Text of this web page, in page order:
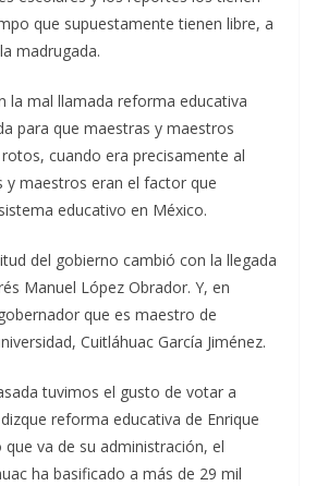
que supuestamente tienen libre, a
madrugada.
la mal llamada reforma educativa
para que maestras y maestros
cuando era precisamente al
y maestros eran el factor que
educativo en México.
del gobierno cambió con la llegada
Manuel López Obrador. Y, en
que es maestro de
Cuitláhuac García Jiménez.
tuvimos el gusto de votar a
reforma educativa de Enrique
va de su administración, el
ha basificado a más de 29 mil